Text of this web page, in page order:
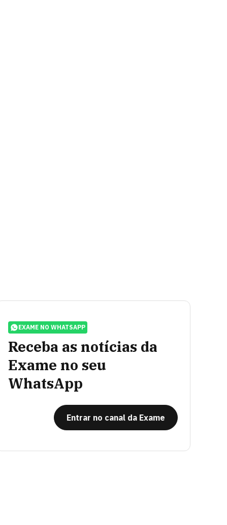
EXAME NO WHATSAPP
Receba as notícias da
Exame no seu
WhatsApp
Entrar no canal da Exame